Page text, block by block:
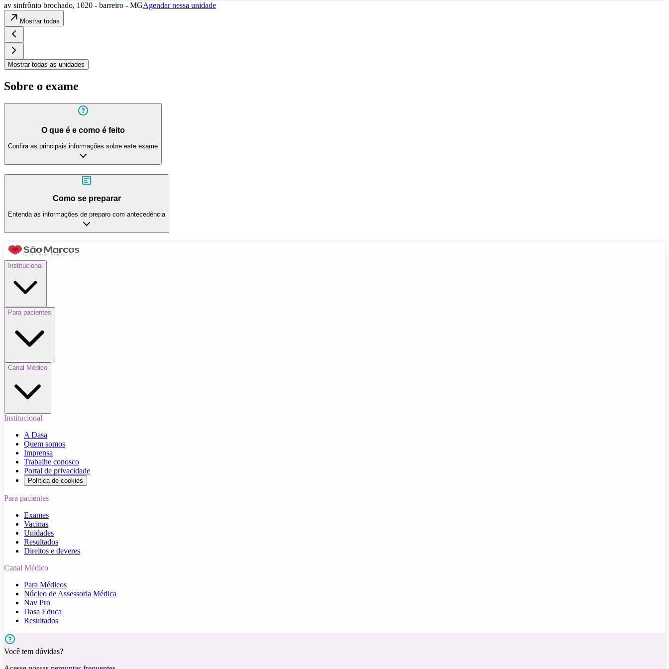
av sinfrônio brochado, 1020 - barreiro - MGAgendar nessa unidade
Mostrar todas
Mostrar todas as unidades
Sobre o exame
O que é e como é feito
Confira as principais informações sobre este exame
Como se preparar
Entenda as informações de preparo com antecedência
Institucional
Para pacientes
Canal Médico
Institucional
A Dasa
Quem somos
Imprensa
Trabalhe conosco
Portal de privacidade
Política de cookies
Para pacientes
Exames
Vacinas
Unidades
Resultados
Direitos e deveres
Canal Médico
Para Médicos
Núcleo de Assessoria Médica
Nav Pro
Dasa Educa
Resultados
Você tem dúvidas?